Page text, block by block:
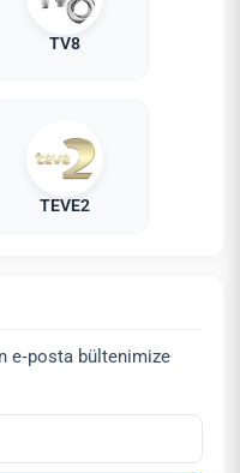
TV8
TEVE2
e‑posta bültenimize